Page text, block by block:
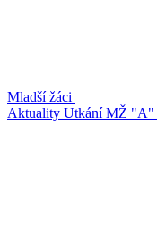
Mladší žáci
Aktuality Utkání MŽ "A"